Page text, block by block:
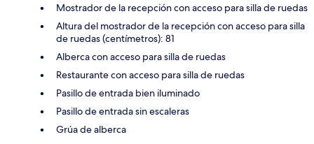
Mostrador de la recepción con acceso para silla de ruedas
Altura del mostrador de la recepción con acceso para silla
de ruedas (centímetros): 81
Alberca con acceso para silla de ruedas
Restaurante con acceso para silla de ruedas
Pasillo de entrada bien iluminado
Pasillo de entrada sin escaleras
Grúa de alberca